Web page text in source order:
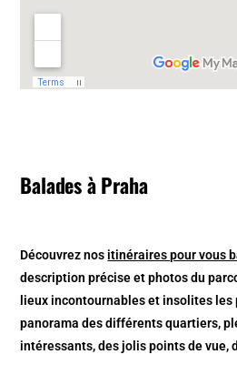
Balades à Praha
Découvrez nos itinéraires pour vous
description précise et photos du
lieux incontournables et insolites les
panorama des différents quartiers,
intéressants, des jolis points de vue,